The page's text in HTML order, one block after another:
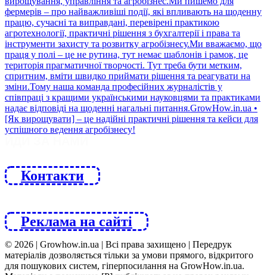
Контакти
Реклама на сайті
© 2026 | Growhow.in.ua | Всі права захищено | Передрук
матеріалів дозволяється тільки за умови прямого, відкритого
для пошукових систем, гіперпосилання на GrowHow.in.ua.